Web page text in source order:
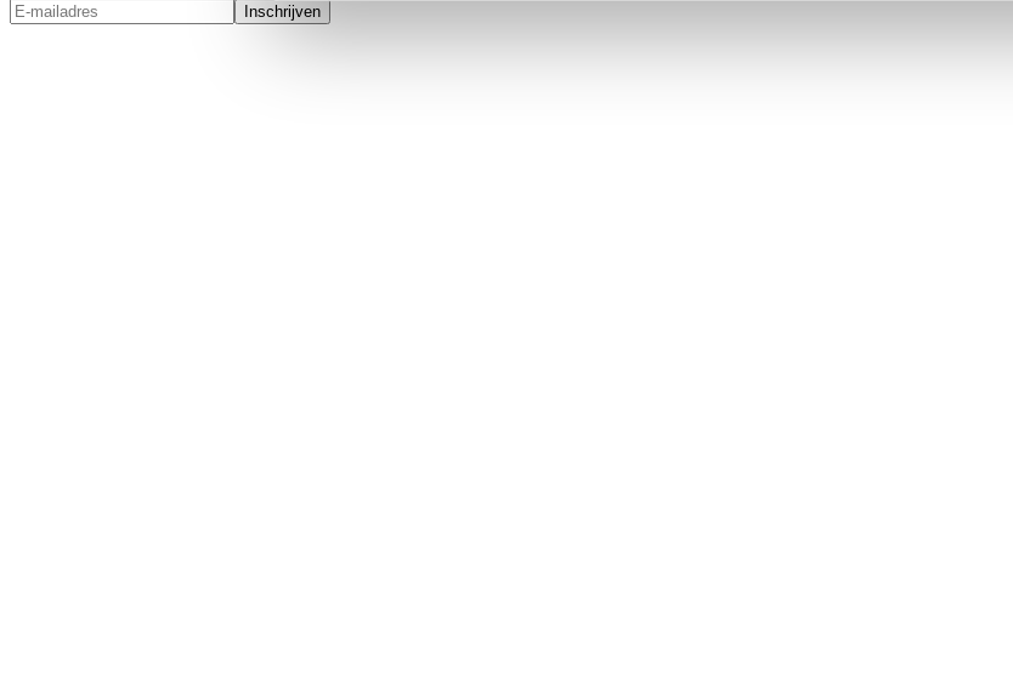
Inschrijven